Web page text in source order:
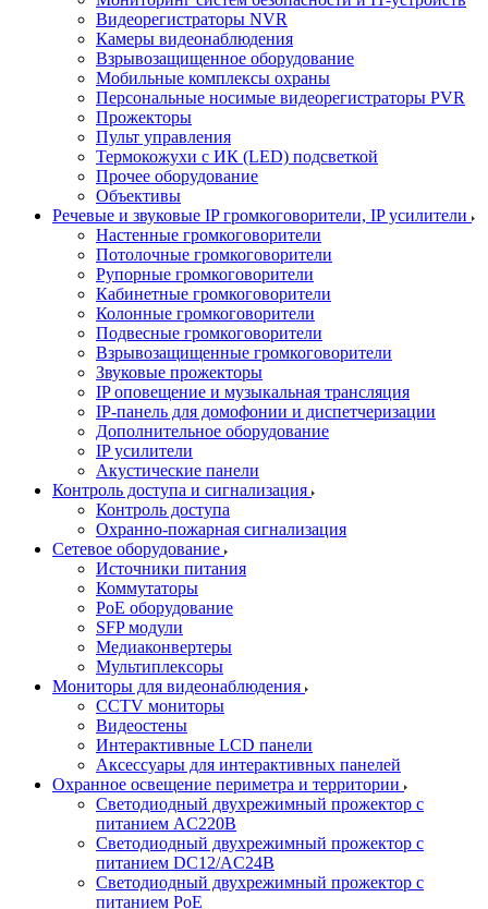
Видеорегистраторы NVR
Камеры видеонаблюдения
Взрывозащищенное оборудование
Мобильные комплексы охраны
Персональные носимые видеорегистраторы PVR
Прожекторы
Пульт управления
Термокожухи с ИК (LED) подсветкой
Прочее оборудование
Объективы
Речевые и звуковые IP громкоговорители, IP усилители
Настенные громкоговорители
Потолочные громкоговорители
Рупорные громкоговорители
Кабинетные громкоговорители
Колонные громкоговорители
Подвесные громкоговорители
Взрывозащищенные громкоговорители
Звуковые прожекторы
IP оповещение и музыкальная трансляция
IP-панель для домофонии и диспетчеризации
Дополнительное оборудование
IP усилители
Акустические панели
Контроль доступа и сигнализация
Контроль доступа
Охранно-пожарная сигнализация
Сетевое оборудование
Источники питания
Коммутаторы
PoE оборудование
SFP модули
Медиаконвертеры
Мультиплексоры
Мониторы для видеонаблюдения
CCTV мониторы
Видеостены
Интерактивные LCD панели
Аксессуары для интерактивных панелей
Охранное освещение периметра и территории
Светодиодный двухрежимный прожектор с
питанием AC220В
Светодиодный двухрежимный прожектор с
питанием DC12/AC24В
Светодиодный двухрежимный прожектор с
питанием PoE